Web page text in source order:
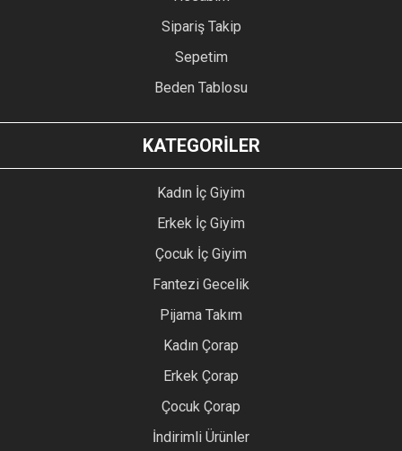
Sipariş Takip
Sepetim
Beden Tablosu
KATEGORİLER
Kadın İç Giyim
Erkek İç Giyim
Çocuk İç Giyim
Fantezi Gecelik
Pijama Takım
Kadın Çorap
Erkek Çorap
Çocuk Çorap
İndirimli Ürünler